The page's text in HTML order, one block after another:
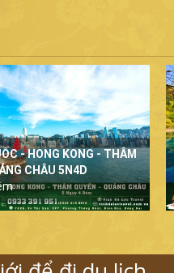
- HONG KONG - THÂM
CHÂU 5N4D